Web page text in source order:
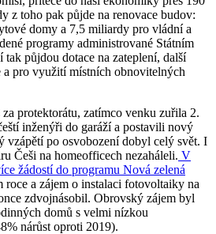
z toho pak půjde na renovace budov:
domy a 7,5 miliardy pro vládní a
programy administrované Státním
půjdou dotace na zateplení, další
a pro využití místních obnovitelných
protektorátu, zatímco venku zuřila 2.
inženýři do garáží a postavili nový
vzápětí po osvobození dobyl celý svět. I
Češi na homeofficech nezaháleli. V
žádostí do programu Nová zelená
roce a zájem o instalaci fotovoltaiky na
zdvojnásobil. Obrovský zájem byl
domů s velmi nízkou
nárůst oproti 2019).